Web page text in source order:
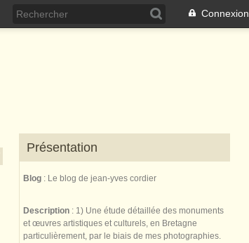
Connexion
Présentation
Blog : Le blog de jean-yves cordier
Description : 1) Une étude détaillée des monuments
et œuvres artistiques et culturels, en Bretagne
particulièrement, par le biais de mes photographies.